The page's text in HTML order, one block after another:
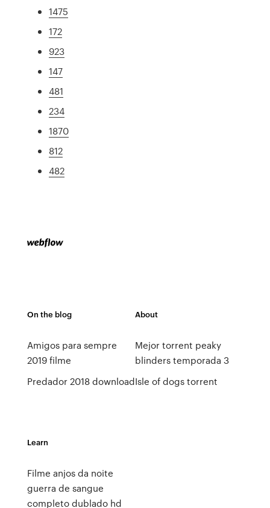
1475
172
923
147
481
234
1870
812
482
On the blog
Amigos para sempre
2019 filme
Predador 2018 download
About
Mejor torrent peaky
blinders temporada 3
Isle of dogs torrent
Learn
Filme anjos da noite
guerra de sangue
completo dublado hd